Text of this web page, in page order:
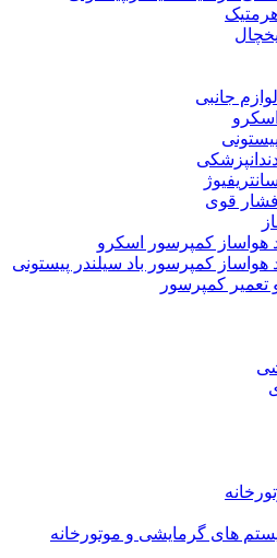
جانبی
قوی
هواساز کمپرسور اسکرو
هواساز کمپرسور باد سیلندر پیستونی
کمپرسور
های گرمایشی و موتورخانه